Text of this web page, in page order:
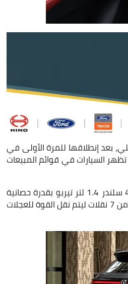
بعد إنطلاقها للمرة الأولى في
السيارات في قوائم المبيعات
من المتوقع ان تُقدم Changan CS35 Plus الجديدة في السوق المصري بمحرك 4 سلندر 1.4 لتر تيربو بقدرة حصانية
تبلغ 158 حصان مع عزم دوران 260 نيوتن.متر، يتصل المحرك بناقل حركة DCT WET من 7 نقلات ليتم نقل القوة للعجلات